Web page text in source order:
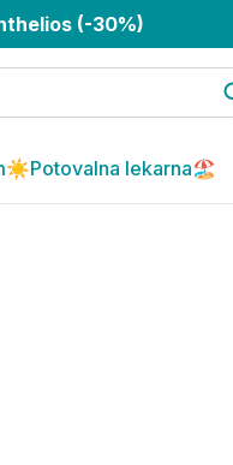
(-30%)
Potovalna lekarna🏖️